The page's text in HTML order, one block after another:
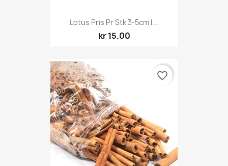
Lotus Pris Pr Stk 3-5cm I...
kr 15.00
favorite_border